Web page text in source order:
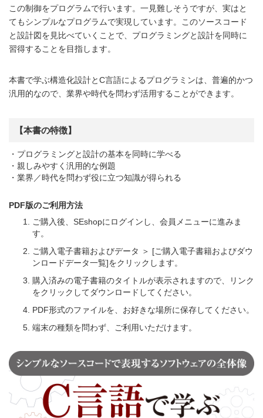
この制御をプログラムで行います。一見難しそうですが、実はと
てもシンプルなプログラムで実現しています。このソースコード
と設計図を見比べていくことで、プログラミングと設計を同時に
習得することを目指します。
本書で学ぶ構造化設計とC言語によるプログラミンは、普遍的かつ
汎用的なので、業界や時代を問わず活用することができます。
【本書の特徴】
・プログラミングと設計の基本を同時に学べる
・親しみやすく汎用的な例題
・業界／時代を問わず役に立つ知識が得られる
PDF版のご利用方法
ご購入後、SEshopにログインし、会員メニューに進みま
す。
ご購入電子書籍およびデータ ＞ [ご購入電子書籍およびダウ
ンロードデータ一覧]をクリックします。
購入済みの電子書籍のタイトルが表示されますので、リンク
をクリックしてダウンロードしてください。
PDF形式のファイルを、お好きな場所に保存してください。
端末の種類を問わず、ご利用いただけます。